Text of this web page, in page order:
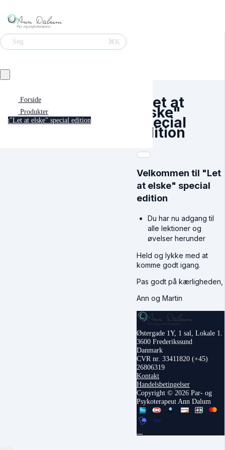
Søg ⌘K
Forside
Produkter
l"Let at elske" special edition
"Let at
elske"
special
edition
Velkommen til "Let
at elske" special
edition
Du har nu adgang til
alle lektioner og
øvelser herunder
Held og lykke med at
komme godt igang.
Pas godt på kærligheden,
Ann og Martin
Østergade 1Y, 1 sal, Lokale 1.
3600 Frederikssund
Danmark
CVR nr. 33411820 (+45)
26806319
Kontakt
Handelsbetingelser
Copyright © 2026 Par- og
Psykoterapeut Ann Dalum